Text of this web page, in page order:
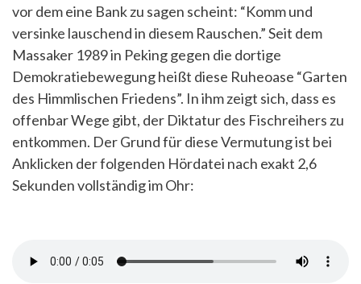
vor dem eine Bank zu sagen scheint: “Komm und
versinke lauschend in diesem Rauschen.” Seit dem
Massaker 1989 in Peking gegen die dortige
Demokratiebewegung heißt diese Ruheoase “Garten
des Himmlischen Friedens”. In ihm zeigt sich, dass es
offenbar Wege gibt, der Diktatur des Fischreihers zu
entkommen. Der Grund für diese Vermutung ist bei
Anklicken der folgenden Hördatei nach exakt 2,6
Sekunden vollständig im Ohr: